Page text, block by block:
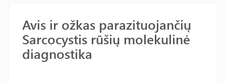
Avis ir ožkas parazituojančių
Sarcocystis rūšių molekulinė
diagnostika